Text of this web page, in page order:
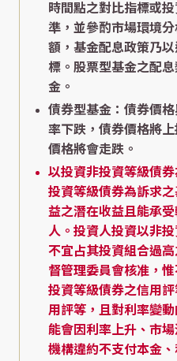
時間點之對比指標或
準，並參酌市場環境
額，基金配息政策乃
標。股票型基金之配
金。
債券型基金：債券價
率下跌，債券價格將
價格將會走跌。
以投資非投資等級債
投資等級債券為訴求
益之潛在收益且能承
人。投資人投資以非
不宜占其投資組合過
督管理委員會核准，
投資等級債券之信用
用評等，且對利率變
能會因利率上升、市
機構違約不支付本金